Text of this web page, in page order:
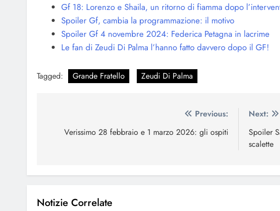
Gf 18: Lorenzo e Shaila, un ritorno di fiamma dopo
Spoiler Gf, cambia la programmazione: il motivo
Spoiler Gf 4 novembre 2024: Federica Petagna in lacrime
Le fan di Zeudi Di Palma l’hanno fatto davvero dopo il GF!
Tagged: Grande Fratello Zeudi Di Palma
articoli
Previous:
Verissimo 28 febbraio e 1 marzo 2026: gli ospiti
Next:
Spoiler
scalette
Notizie Correlate